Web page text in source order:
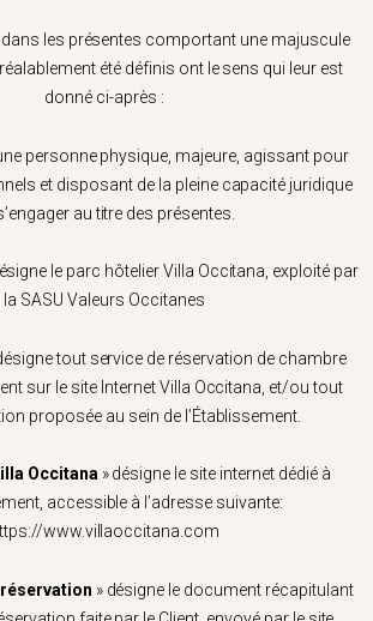
les présentes comportant une majuscule
été définis ont le sens qui leur est
donné ci-après :
personne physique, majeure, agissant pour
et disposant de la pleine capacité juridique
au titre des présentes.
le parc hôtelier Villa Occitana, exploité par
la SASU Valeurs Occitanes
tout service de réservation de chambre
sur le site Internet Villa Occitana, et/ou tout
proposée au sein de l’Établissement.
Occitana» désigne le site internet dédié à
accessible à l’adresse suivante:
www.villaoccitana.com
» désigne le document récapitulant